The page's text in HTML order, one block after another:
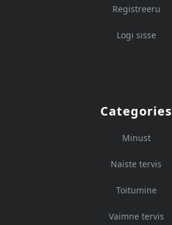
Registreeru
Logi sisse
Categories
Minust
Naiste tervis
Toitumine
Vaimne tervis